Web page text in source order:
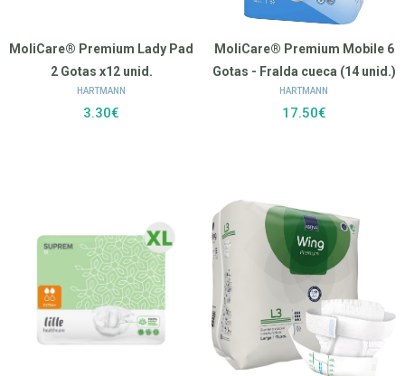
MoliCare® Premium Lady Pad
2 Gotas x12 unid.
HARTMANN
3.30€
MoliCare® Premium Mobile 6
Gotas - Fralda cueca (14 unid.)
HARTMANN
17.50€